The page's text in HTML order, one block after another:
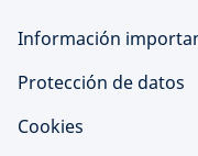
Información
Protección de datos
Cookies